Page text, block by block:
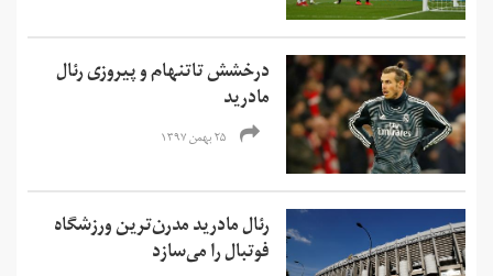
درخشش تاتنهام و پیروزی رئال
مادرید
۲۵ بهمن ۱۳۹۷
رئال مادرید مدرن‌ترین ورزشگاه
فوتبال را می‌سازد